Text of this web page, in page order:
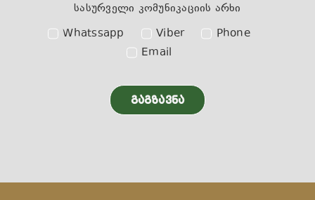
სასურველი კომუნიკაციის არხი
Whatssapp
Viber
Phone
Email
ᲒᲐᲒᲖᲐᲕᲜᲐ